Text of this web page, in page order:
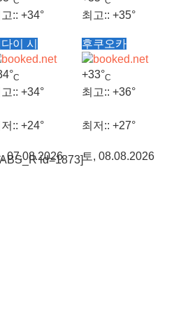
:: +34°
저::+26°
08.08.2026
최고::+35°
최저::+28°
토, 08.08.2026
이 시
C
:: +34°
:: +24°
07.08.2026
후쿠오카
+33°C
최고::+36°
최저::+27°
토, 08.08.2026
id=1873]